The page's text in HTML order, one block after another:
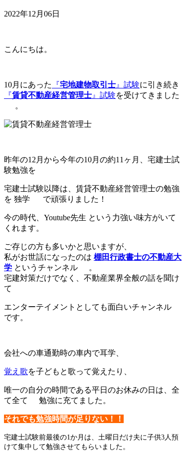
2022年12月06日
こんにちは。
10月にあった 『宅地建物取引士 』試験に引き続き
『賃貸不動産経営管理士 』試験を受けてきました
。
昨年の12月から今年の10月の約11ヶ月、宅建士試
験勉強を
宅建士試験以降は、賃貸不動産経営管理士の勉強
を 独学
で頑張りました！
今の時代、Youtube先生 という力強い味方がいて
くれます。
ご存じの方も多いかと思いますが、
私がお世話になったのは 棚田行政書士の不動産大
学 というチャンネル
。
宅建対策だけでなく、不動産業界全般の話を聞け
て
エンターテイメントとしても面白いチャンネル
です。
会社への車通勤時の車内で耳学、
覚え歌を子どもと歌って覚えたり、
唯一の自分の時間である平日のお休みの日は、全
て全て
勉強に充てました。
それでも勉強時間が足りない！！
宅建士試験前最後の1か月は、土曜日だけ夫に子供3人預
けて集中して勉強させてもらいました。